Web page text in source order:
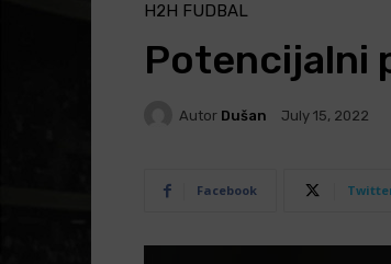
H2H FUDBAL
Potencijalni
Autor Dušan July 15, 2022
Facebook